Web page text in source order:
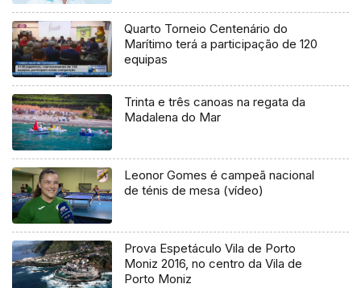
Quarto Torneio Centenário do
Marítimo terá a participação de 120
equipas
Trinta e três canoas na regata da
Madalena do Mar
Leonor Gomes é campeã nacional
de ténis de mesa (vídeo)
Prova Espetáculo Vila de Porto
Moniz 2016, no centro da Vila de
Porto Moniz